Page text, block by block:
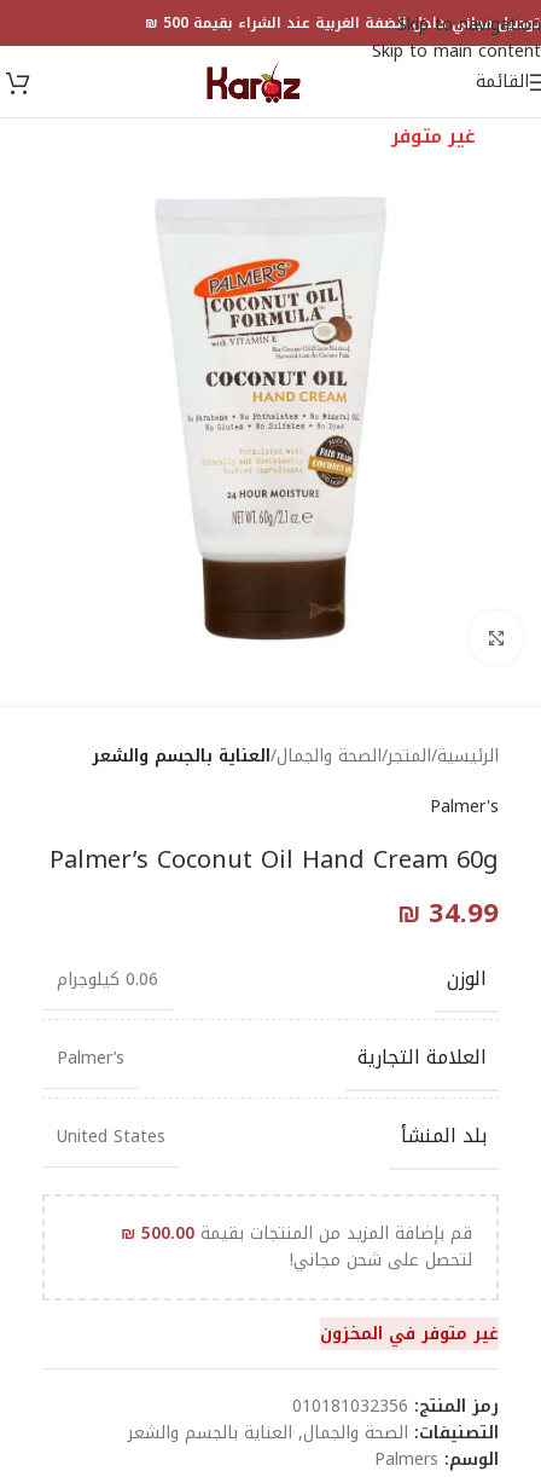
Skip to navigation
Skip to main content
توصيل مجاني داخل الضفة الغربية عند الشراء بقيمة 500 ₪
القائمة
غير متوفر
الرئيسية المتجر الصحة والجمال العناية بالجسم والشعر
Palmer's
Palmer’s Coconut Oil Hand Cream 60g
₪ 34.99
الوزن 0.06 كيلوجرام
العلامة التجارية Palmer’s
بلد المنشأ United States
قم بإضافة المزيد من المنتجات بقيمة ₪500.00
لتحصل على شحن مجاني!
غير متوفر في المخزون
رمز المنتج: 010181032356
التصنيفات: الصحة والجمال, العناية بالجسم والشعر
الوسم: Palmers